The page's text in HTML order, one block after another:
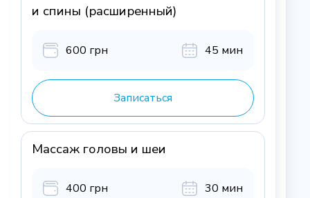
и спины (расширенный)
600 грн 45 мин
Записаться
Массаж головы и шеи
400 грн 30 мин